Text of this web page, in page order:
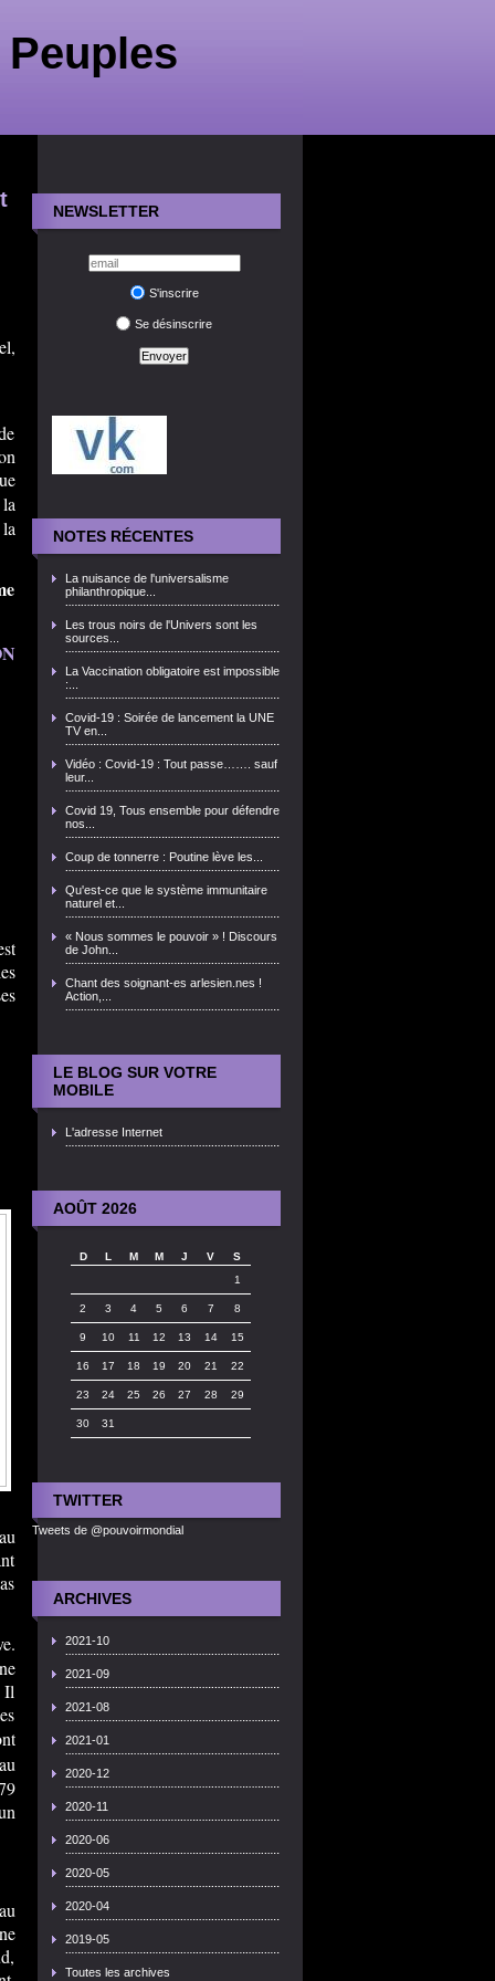
NEWSLETTER
S'inscrire
Se désinscrire
NOTES RÉCENTES
La nuisance de l'universalisme
philanthropique...
Les trous noirs de l'Univers sont les
sources...
La Vaccination obligatoire est impossible
:...
Covid-19 : Soirée de lancement la UNE
TV en...
Vidéo : Covid-19 : Tout passe……. sauf
leur...
Covid 19, Tous ensemble pour défendre
nos...
Coup de tonnerre : Poutine lève les...
Qu'est-ce que le système immunitaire
naturel et...
« Nous sommes le pouvoir » ! Discours
de John...
Chant des soignant-es arlesien.nes !
Action,...
LE BLOG SUR VOTRE
MOBILE
L'adresse Internet
AOÛT 2026
D L M M J V
S
1
2 3 4 5 6 7 8
9 10 11 12 13 14 15
16 17 18 19 20 21 22
23 24 25 26 27 28 29
30 31
TWITTER
Tweets de @pouvoirmondial
ARCHIVES
2021-10
2021-09
2021-08
2021-01
2020-12
2020-11
2020-06
2020-05
2020-04
2019-05
Toutes les archives
Il